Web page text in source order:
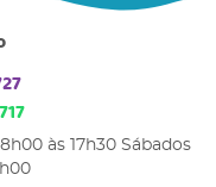
às 17h30 Sábados